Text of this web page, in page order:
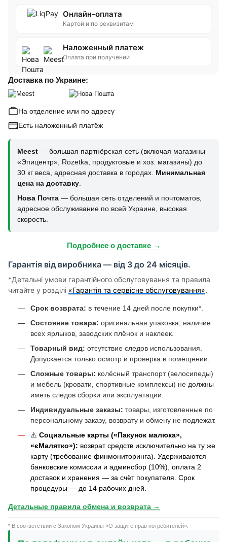
Онлайн-оплата
Картой и по реквизитам
Наложенный платеж
Оплата при получении
Доставка по Украине:
На отделение или по адресу
Есть наложенный платёж
Meest — большая партнёрская сеть (включая магазины
«Эпицентр», Rozetka, продуктовые и хоз. магазины) до
30 кг веса, адресная доставка в городах. Минимальная
цена на доставку
Нова Почта — большая сеть отделений и почтоматов,
адресное обслуживание по всей Украине, высокая
скорость.
Подробнее о доставке →
Гарантія від виробника — від 3 до 24 місяців.
*Детальні умови гарантійного обслуговування та правила
читайте у розділі «Гарантія та сервісне обслуговування».
Срок возврата: в течение 14 дней после покупки*.
Состояние товара: оригинальная упаковка, наличие
всех ярлыков, заводских плёнок и наклеек.
Товарный вид: отсутствие следов использования.
Допускается только осмотр и проверка в помещении.
Сложные товары: колёсный транспорт (велосипеды)
и мебель (кровати, спортивные комплексы) не должны
иметь следов сборки или эксплуатации.
Индивидуальные заказы: товары, изготовленные по
персональному заказу, возврату и обмену не подлежат.
⚠️ Социальные карты («Пакунок малюка»,
«єМалятко»): возврат средств исключительно на ту же
карту (требование финмониторинга). Удерживаются
банковские комиссии и админсбор (10%), оплата 2
доставок и хранения — за счёт покупателя. Срок
процедуры — до 14 рабочих дней.
Детальные правила обмена и возврата →
* В соответствии с Законом Украины «О защите прав потребителей».